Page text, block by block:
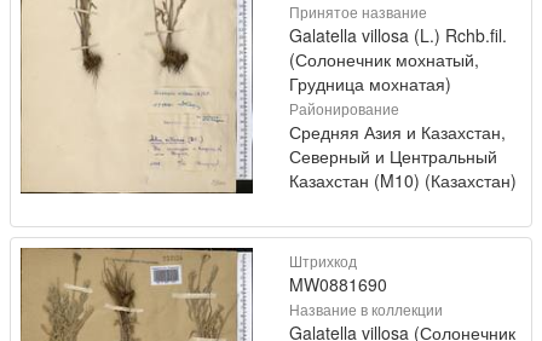
Принятое название
Galatella villosa (L.) Rchb.fil.
(Солонечник мохнатый,
Грудница мохнатая)
Районирование
Средняя Азия и Казахстан,
Северный и Центральный
Казахстан (M10) (Казахстан)
Штрихкод
MW0881690
Название в коллекции
Galatella villosa (Солонечник